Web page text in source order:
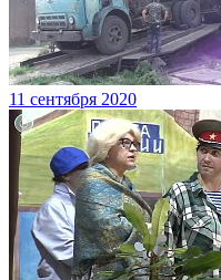
11 сентября 2020